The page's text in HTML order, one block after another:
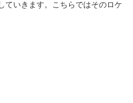
ていきます。こちらではそのロケ